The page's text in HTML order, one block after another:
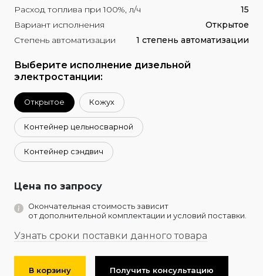
Расход топлива при 100%, л/ч
15
Вариант исполнения
Открытое
Степень автоматизации
1 степень автоматизации
Выберите исполнение дизельной
электростанции:
Открытое Кожух
Контейнер цельносварной
Контейнер сэндвич
Цена по запросу
Окончательная стоимость зависит
от дополнительной комплектации и условий поставки.
Узнать сроки поставки данного товара
В корзину Получить консультацию